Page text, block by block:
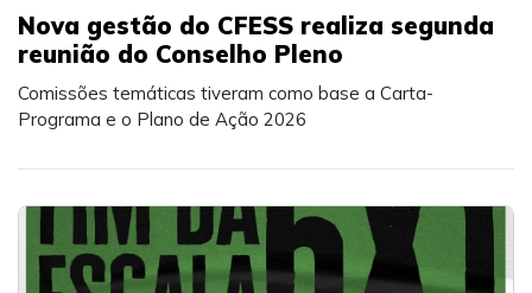
Nova gestão do CFESS realiza segunda
reunião do Conselho Pleno
Comissões temáticas tiveram como base a Carta-
Programa e o Plano de Ação 2026